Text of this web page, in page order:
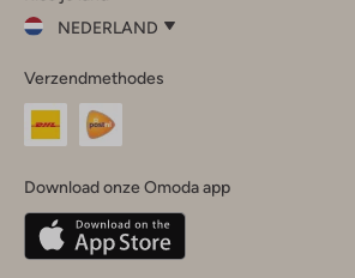
NEDERLAND
je
land
Nederland
Belgique(Français)
Deutschland
Verzendmethodes
Download onze Omoda app